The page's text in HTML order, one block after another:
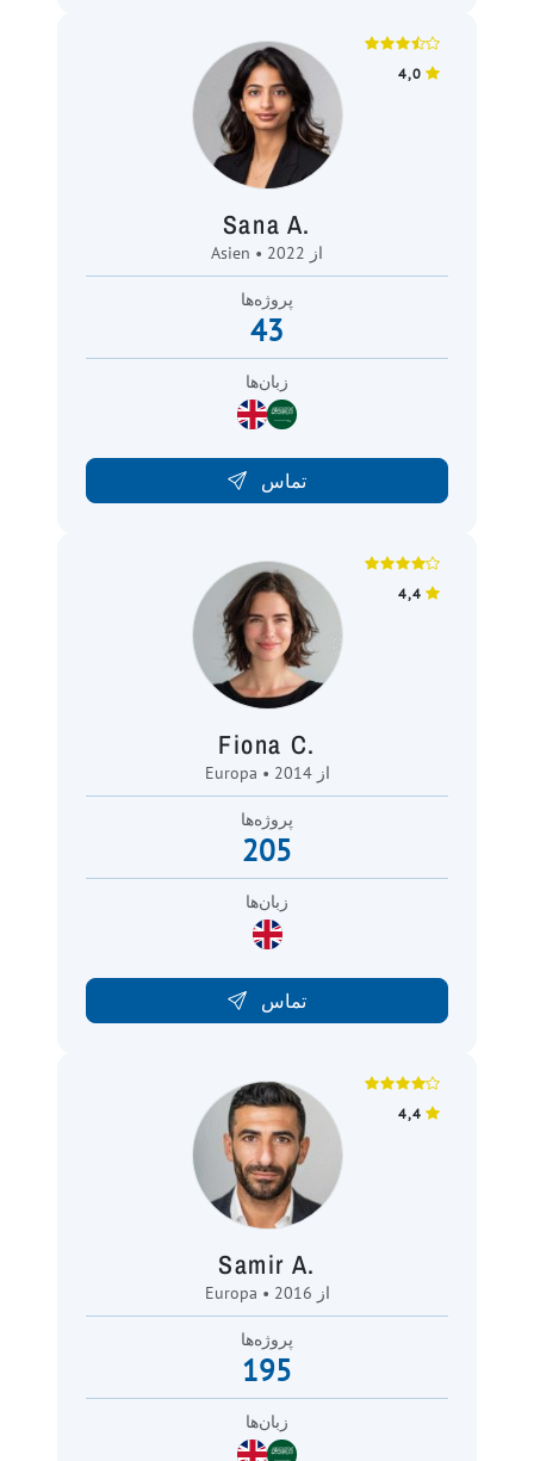
4,0
Sana A.
Asien • از 2022
پروژه‌ها
43
زبان‌ها
تماس
4,4
Fiona C.
Europa • از 2014
پروژه‌ها
205
زبان‌ها
تماس
4,4
Samir A.
Europa • از 2016
پروژه‌ها
195
زبان‌ها